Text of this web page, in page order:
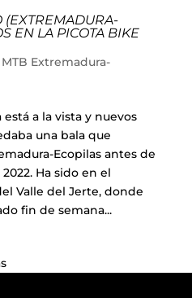
(EXTREMADURA-
EN LA PICOTA BIKE
MTB Extremadura-
a la vista y nuevos
una bala que
Ecopilas antes de
Ha sido en el
Valle del Jerte, donde
fin de semana...